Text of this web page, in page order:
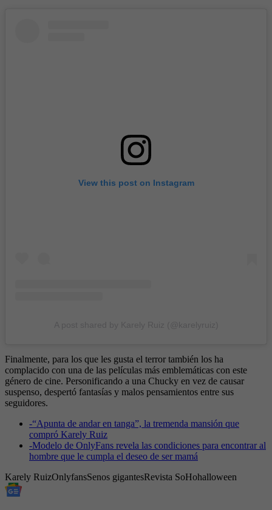
View this post on Instagram
Finalmente, para los que les gusta el terror también los ha
complacido con una de las películas más emblemáticas con este
género de cine. Personificando a una Chucky en vez de causar
suspenso, despertó fantasías y malos pensamientos entre sus
seguidores.
-“Apunta de andar en tanga”, la tremenda mansión que
compró Karely Ruiz
-Modelo de OnlyFans revela las condiciones para encontrar al
hombre que le cumpla el deseo de ser mamá
Karely RuizOnlyfansSenos gigantesRevista SoHohalloween